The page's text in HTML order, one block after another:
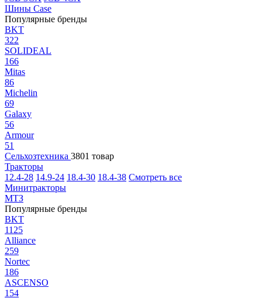
Шины Case
Популярные бренды
BKT
322
SOLIDEAL
166
Mitas
86
Michelin
69
Galaxy
56
Armour
51
Сельхозтехника 3801 товар
Тракторы
12.4-28 14.9-24 18.4-30 18.4-38 Смотреть все
Минитракторы
МТЗ
Популярные бренды
BKT
1125
Alliance
259
Nortec
186
ASCENSO
154